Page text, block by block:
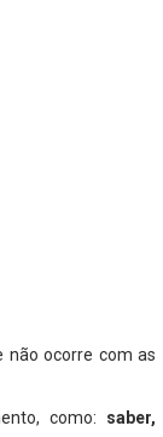
não ocorre com as
como: saber,